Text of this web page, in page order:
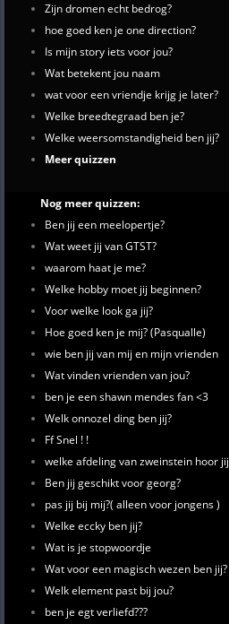
Zijn dromen echt bedrog?
hoe goed ken je one direction?
Is mijn story iets voor jou?
Wat betekent jou naam
wat voor een vriendje krijg je later?
Welke breedtegraad ben je?
Welke weersomstandigheid ben jij?
Meer quizzen
Nog meer quizzen:
Ben jij een meelopertje?
Wat weet jij van GTST?
waarom haat je me?
Welke hobby moet jij beginnen?
Voor welke look ga jij?
Hoe goed ken je mij? (Pasqualle)
wie ben jij van mij en mijn vrienden
Wat vinden vrienden van jou?
ben je een shawn mendes fan <3
Welk onnozel ding ben jij?
Ff Snel ! !
welke afdeling van zweinstein hoor jij
Ben jij geschikt voor georg?
pas jij bij mij?( alleen voor jongens )
Welke eccky ben jij?
Wat is je stopwoordje
Wat voor een magisch wezen ben jij?
Welk element past bij jou?
ben je egt verliefd???